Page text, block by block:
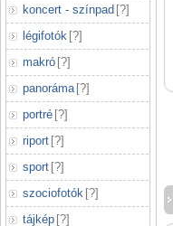
koncert - színpad [?]
légifotók [?]
makró [?]
panoráma [?]
portré [?]
riport [?]
sport [?]
szociofotók [?]
tájkép [?]